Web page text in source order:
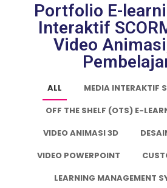
Portfolio E-
Interaktif
Video
ALL
MEDIA INTERAKTIF
OFF THE SHELF (OTS) E-
VIDEO ANIMASI 3D
VIDEO POWERPOINT
LEARNING MANAGEMENT